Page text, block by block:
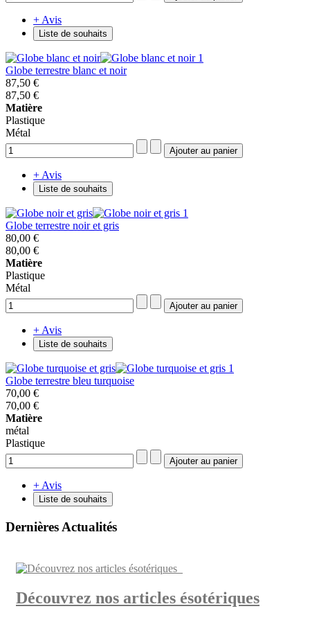
+ Avis
Liste de souhaits
Globe terrestre blanc et noir
87,50 €
87,50 €
Matière
Plastique
Métal
+ Avis
Liste de souhaits
Globe terrestre noir et gris
80,00 €
80,00 €
Matière
Plastique
Métal
+ Avis
Liste de souhaits
Globe terrestre bleu turquoise
70,00 €
70,00 €
Matière
métal
Plastique
+ Avis
Liste de souhaits
Dernières Actualités
Découvrez nos articles ésotériques